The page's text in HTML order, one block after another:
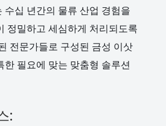
수십 년간의 물류 산업 경험을
정밀하고 세심하게 처리되도록
전문가들로 구성된 금성 이삿
한 필요에 맞는 맞춤형 솔루션
: